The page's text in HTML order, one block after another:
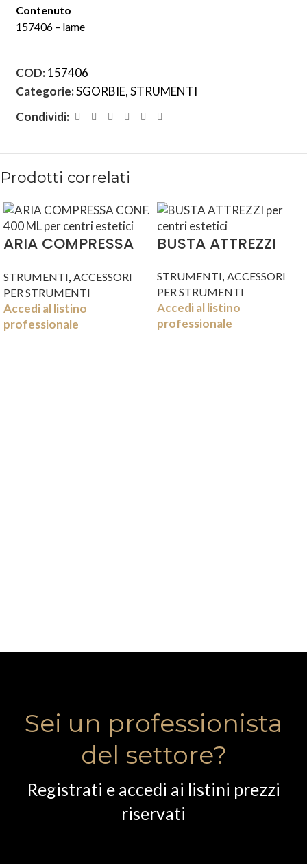
Contenuto
157406 – lame
COD:157406
Categorie:SGORBIE,STRUMENTI
Condividi:
Prodotti correlati
ARIA COMPRESSA
STRUMENTI, ACCESSORI
PER STRUMENTI
Accedi al listino
professionale
BUSTA ATTREZZI
STRUMENTI, ACCESSORI
PER STRUMENTI
Accedi al listino
professionale
Sei un professionista
del settore?
Registrati e accedi ai listini prezzi
riservati